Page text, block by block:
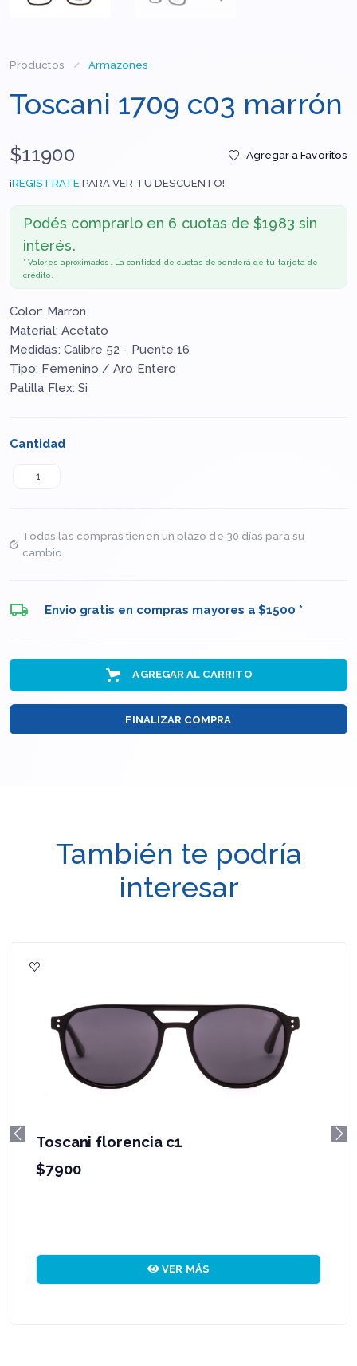
Productos Armazones
Toscani 1709 c03 marrón
$11900 Agregar a Favoritos
¡REGISTRATEPARA VER TU DESCUENTO!
Podés comprarlo en 6 cuotas de $1983 sin
interés.
* Valores aproximados. La cantidad de cuotas dependerá de tu tarjeta de
crédito.
Color: Marrón
Material: Acetato
Medidas: Calibre 52 - Puente 16
Tipo: Femenino / Aro Entero
Patilla Flex: Si
Cantidad
Todas las compras tienen un plazo de 30 días para su
cambio.
Envio gratis en compras mayores a $1500 *
AGREGAR AL CARRITO
FINALIZAR COMPRA
También te podría
interesar
Toscani florencia c1
$7900
VER MÁS
Previous